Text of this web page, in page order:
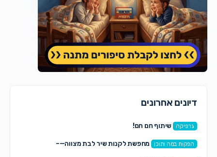
דיונים אחרונים
גרפיקה שיתוף חם חם!
הפקות במה ותוכן מחפשת לקנות שיר לבת מצווה—–